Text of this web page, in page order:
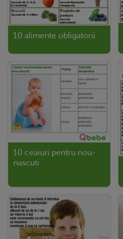
10 alimente obligatorii
10 ceaiuri pentru nou-
nascuti